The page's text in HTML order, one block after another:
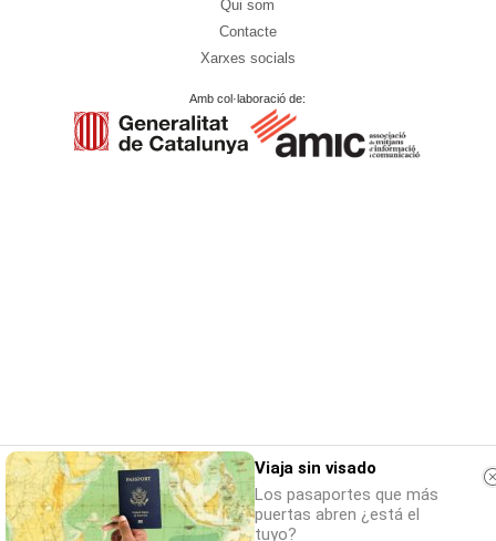
Qui som
Contacte
Xarxes socials
Amb col·laboració de:
Viaja sin visado
Los pasaportes que más
puertas abren ¿está el
tuyo?